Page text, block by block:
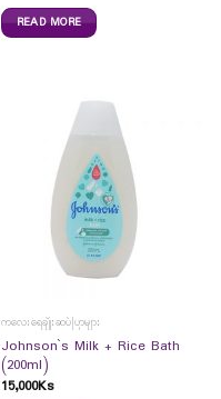
READ MORE
ကလေးရေချိုးဆပ်ပြာများ
Johnson`s Milk + Rice Bath
(200ml)
15,000Ks